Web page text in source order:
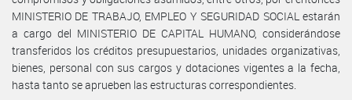
MINISTERIO DE TRABAJO, EMPLEO Y SEGURIDAD SOCIAL estarán
a cargo del MINISTERIO DE CAPITAL HUMANO, considerándose
transferidos los créditos presupuestarios, unidades organizativas,
bienes, personal con sus cargos y dotaciones vigentes a la fecha,
hasta tanto se aprueben las estructuras correspondientes.